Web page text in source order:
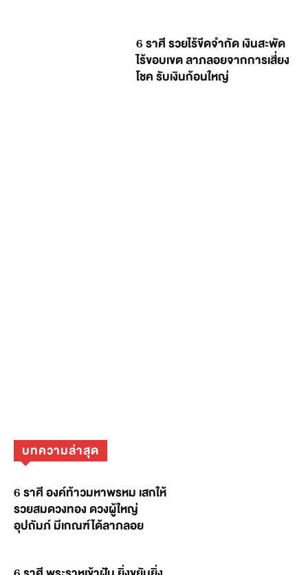
6 ราศี รวยไร้ขีดจำกัด เงินสะพัด
ไร้ขอบเขต ลาภลอยจากการเสี่ยง
โชค รับเงินก้อนใหญ่
บทความล่าสุด
6 ราศี องค์ท้าวมหาพรหม เสกให้
รวยสมดวงทอง ดวงผู้ใหญ่
อุปถัมภ์ มีเกณฑ์ได้ลาภลอย